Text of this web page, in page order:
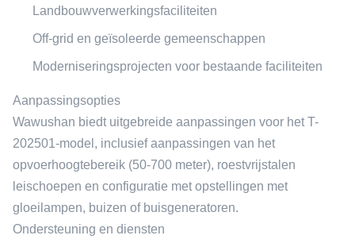
Landbouwverwerkingsfaciliteiten
Off-grid en geïsoleerde gemeenschappen
Moderniseringsprojecten voor bestaande faciliteiten
Aanpassingsopties
Wawushan biedt uitgebreide aanpassingen voor het T-
202501-model, inclusief aanpassingen van het
opvoerhoogtebereik (50-700 meter), roestvrijstalen
leischoepen en configuratie met opstellingen met
gloeilampen, buizen of buisgeneratoren.
Ondersteuning en diensten